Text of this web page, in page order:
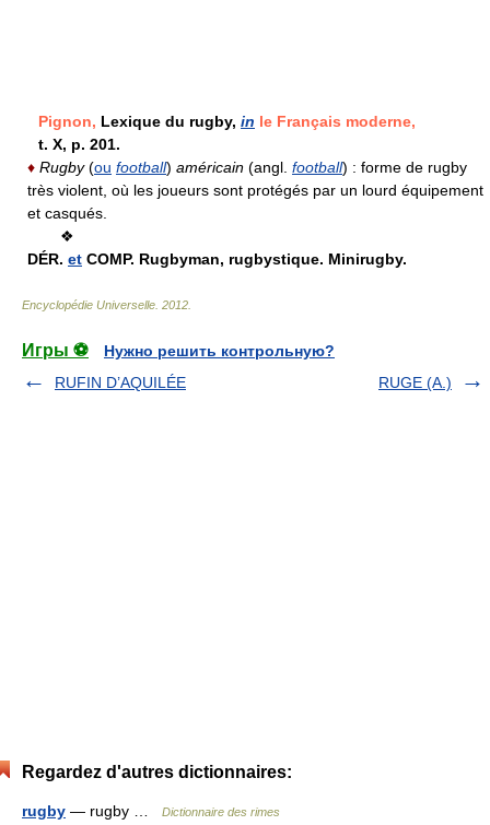
Pignon, Lexique du rugby, in le Français moderne,
t. X, p. 201.
♦ Rugby(ou football) américain (angl. football) : forme de rugby
très violent, où les joueurs sont protégés par un lourd équipement
et casqués.
❖
DÉR. et COMP. Rugbyman, rugbystique. Minirugby.
Encyclopédie Universelle 2012
Игры ⚽
Нужно решить контрольную?
RUFIN D’AQUILÉE
RUGE (A.)
Regardez d'autres dictionnaires:
rugby — rugby … Dictionnaire des rimes